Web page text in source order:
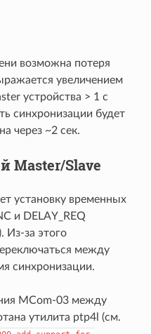
возможна потеря
увеличением
устройства > 1 с
синхронизации будет
через ~2 сек.
Master/Slave
установку временных
и DELAY_REQ
Из-за этого
между
синхронизации.
MCom-03 между
утилита ptp4l (см.